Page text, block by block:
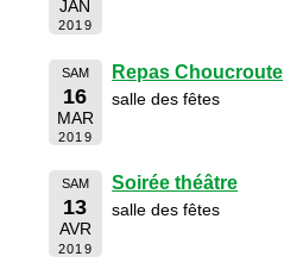
JAN
2019
SAM
16
MAR
2019
Repas Choucroute
salle des fêtes
SAM
13
AVR
2019
Soirée théâtre
salle des fêtes